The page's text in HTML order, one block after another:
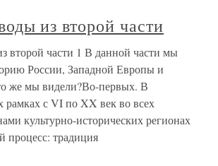
из второй части
второй части 1 В данной части мы
России, Западной Европы и
же мы видели?Во-первых. В
рамках с VI по XX век во всех
культурно-исторических регионах
процесс: традиция